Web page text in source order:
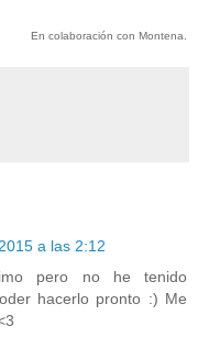
En colaboración con Montena.
a las 2:12
pero no he tenido
hacerlo pronto :) Me